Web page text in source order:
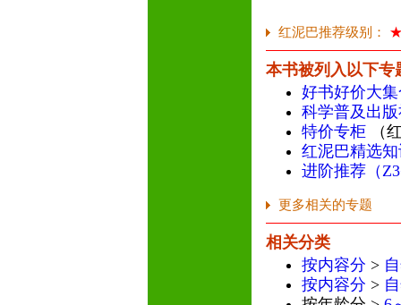
红泥巴推荐级别：
本书被列入以下专
好书好价大
科学普及出
特价专柜 （
红泥巴精选
进阶推荐（
更多相关的专题
相关分类
按内容分 >
按内容分 >